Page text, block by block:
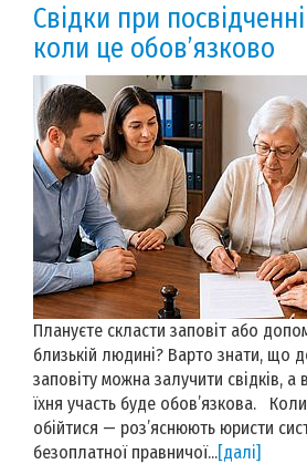
Свідки при
коли це обов’язково
Плануєте скласти заповіт або
близькій людині? Варто знати, що
заповіту можна залучити свідків, а
їхня участь буде обов’язкова. Коли
обійтися — роз’яснюють юристи
безоплатної правничої...[далі]